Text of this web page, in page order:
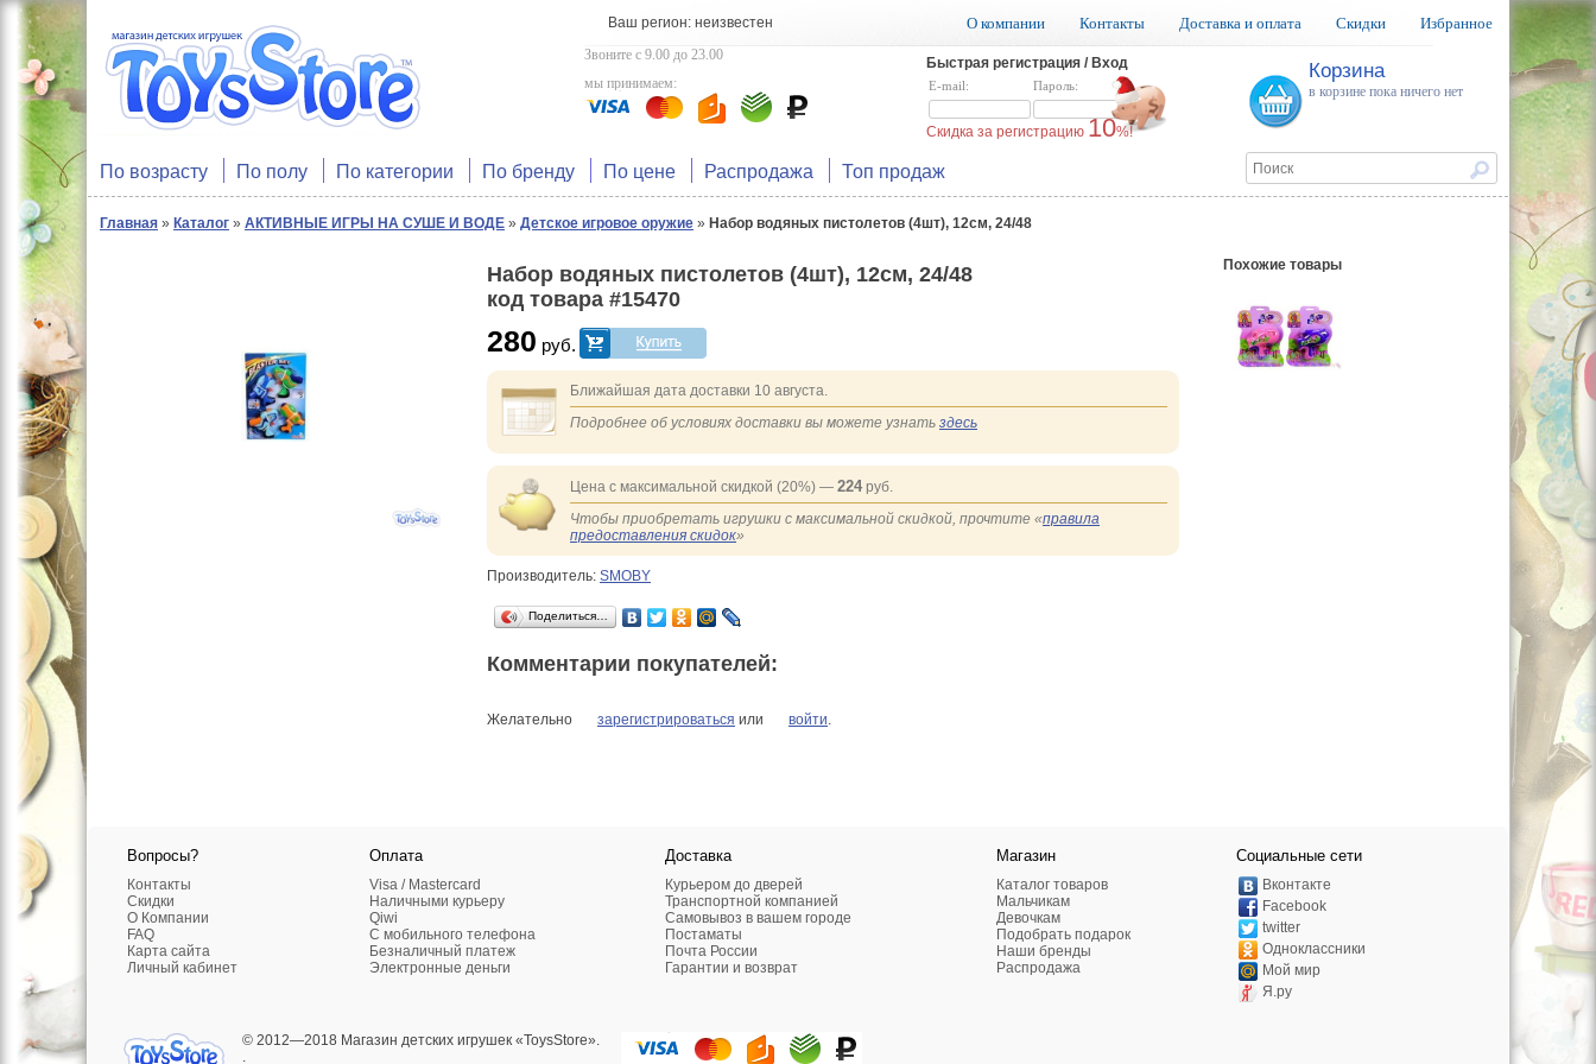
Ваш регион: неизвестен О компании Контакты Доставка и оплата Скидки Избранное
Звоните с 9.00 до 23.00
мы принимаем:
Быстрая регистрация / Вход
E-mail: Пароль:
Скидка за регистрацию 10%!
Корзина
в корзине пока ничего нет
По возрасту По полу По категории По бренду По цене Распродажа Топ продаж
Главная » Каталог » АКТИВНЫЕ ИГРЫ НА СУШЕ И ВОДЕ » Детское игровое оружие » Набор водяных пистолетов (4шт), 12см, 24/48
Похожие товары
Набор водяных пистолетов (4шт), 12см, 24/48
код товара #15470
280 руб.
Ближайшая дата доставки 10 августа.
Подробнее об условиях доставки вы можете узнать здесь
Цена с максимальной скидкой (20%) — 224 руб.
Чтобы приобретать игрушки с максимальной скидкой, прочтите «правила
предоставления скидок»
Производитель: SMOBY
Поделиться…
Комментарии покупателей:
Желательно зарегистрироваться или войти.
Вопросы?
Контакты
Скидки
О Компании
FAQ
Карта сайта
Личный кабинет
Оплата
Visa / Mastercard
Наличными курьеру
Qiwi
C мобильного телефона
Безналичный платеж
Электронные деньги
Доставка
Курьером до дверей
Транспортной компанией
Самовывоз в вашем городе
Постаматы
Почта России
Гарантии и возврат
Магазин
Каталог товаров
Мальчикам
Девочкам
Подобрать подарок
Наши бренды
Распродажа
Социальные сети
Вконтакте
Facebook
twitter
Одноклассники
Мой мир
Я.ру
© 2012—2018 Магазин детских игрушек «ToysStore».
.